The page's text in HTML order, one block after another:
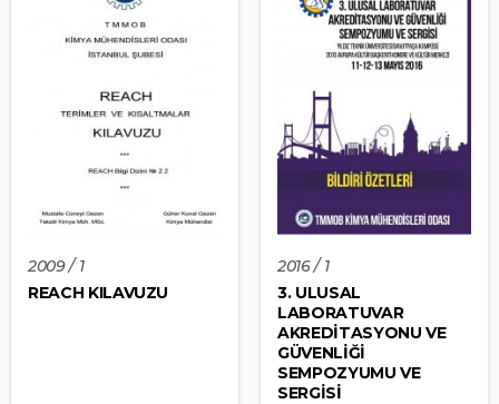
2009 / 1
REACH KILAVUZU
2016 / 1
3. ULUSAL
LABORATUVAR
AKREDİTASYONU VE
GÜVENLİĞİ
SEMPOZYUMU VE
SERGİSİ